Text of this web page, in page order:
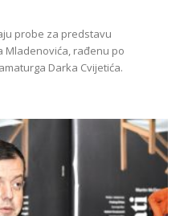
probe za predstavu
Mladenovića, rađenu po
Darka Cvijetića.